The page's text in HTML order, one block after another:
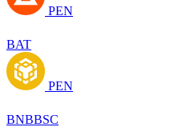
PEN
BAT
PEN
BNBBSC